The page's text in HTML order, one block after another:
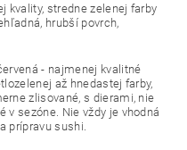
kvality, stredne zelenej farby
hrubší povrch,
- najmenej kvalitné
až hnedastej farby,
zlisované, s dierami, nie
v sezóne. Nie vždy je vhodná
prípravu sushi.